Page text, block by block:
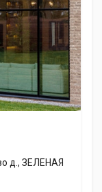
д., ЗЕЛЕНАЯ